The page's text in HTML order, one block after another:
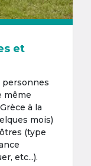
et
personnes
même
à la
mois)
(type
etc...).